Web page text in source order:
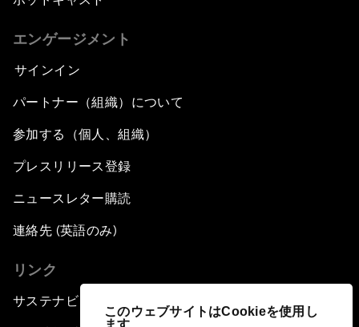
このウェブサイトはCookieを使用し
ます
エンゲージメント
サインイン
パートナー（組織）について
参加する（個人、組織）
プレスリリース登録
ニュースレター購読
連絡先 (英語のみ)
リンク
サステナビリティへの取り組み